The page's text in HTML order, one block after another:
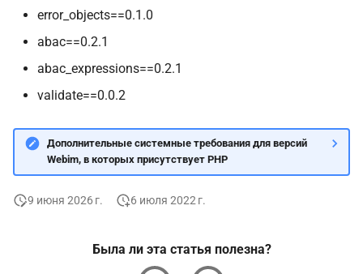
error_objects==0.1.0
abac==0.2.1
abac_expressions==0.2.1
validate==0.0.2
Дополнительные системные требования для версий
Webim, в которых присутствует PHP
9 июня 2026 г. 6 июля 2022 г.
Была ли эта статья полезна?